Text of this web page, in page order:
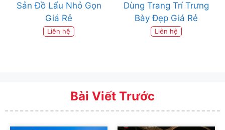
Sản Đồ Lẩu Nhỏ Gọn
Giá Rẻ
Liên hệ
Dùng Trang Trí Trưng
Bày Đẹp Giá Rẻ
Liên hệ
Bài Viết Trước